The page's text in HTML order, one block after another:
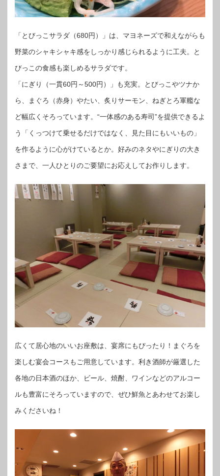
「とびっこサラダ（680円）」は、マヨネーズで和えながらも
野菜のシャキシャキ感をしっかり感じられるように工夫。と
びっこの食感も楽しめるサラダです。
「にぎり（一貫60円～500円）」も充実。とびっこやツナか
ら、まぐろ（赤身）やたい、炙りサーモン、ねぎとろ軍艦な
ど幅広くそろっています。“一体感のある寿司”を提供できるよ
う「くっつけて乗せるだけではなく、見た目にもいいもの」
を作るように心がけているとか。好みのネタやにぎりの大き
さまで、一人ひとりのご要望にお応えしてお作りします。
広くて居心地のいいお座敷は、宴席にもぴったり！まぐろを
楽しむ宴会コースもご用意しています。利き酒師が厳選した
各地の日本酒のほか、ビール、焼酎、ワインなどのアルコー
ルも豊富にそろっていますので、ぜひ鮮魚とあわせてお楽し
みくださいね！